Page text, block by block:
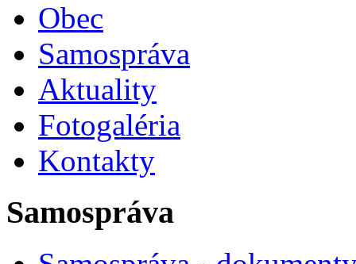
Obec
Samospráva
Aktuality
Fotogaléria
Kontakty
Samospráva